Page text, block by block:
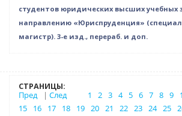
студентов юридических высших учебных
направлению «Юриспруденция»
магистр). 3-е изд., перераб. и доп.
СТРАНИЦЫ:
Пред
| След 1 2 3 4 5 6 7 8 9
15
16 17 18 19 20 21 22 23 24 25